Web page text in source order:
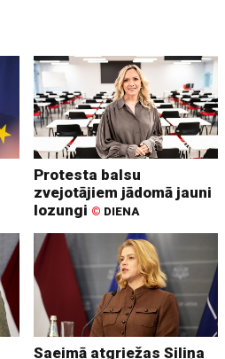
Protesta balsu
zvejotājiem jādomā jauni
lozungi © DIENA
Saeimā atgriežas Siliņa